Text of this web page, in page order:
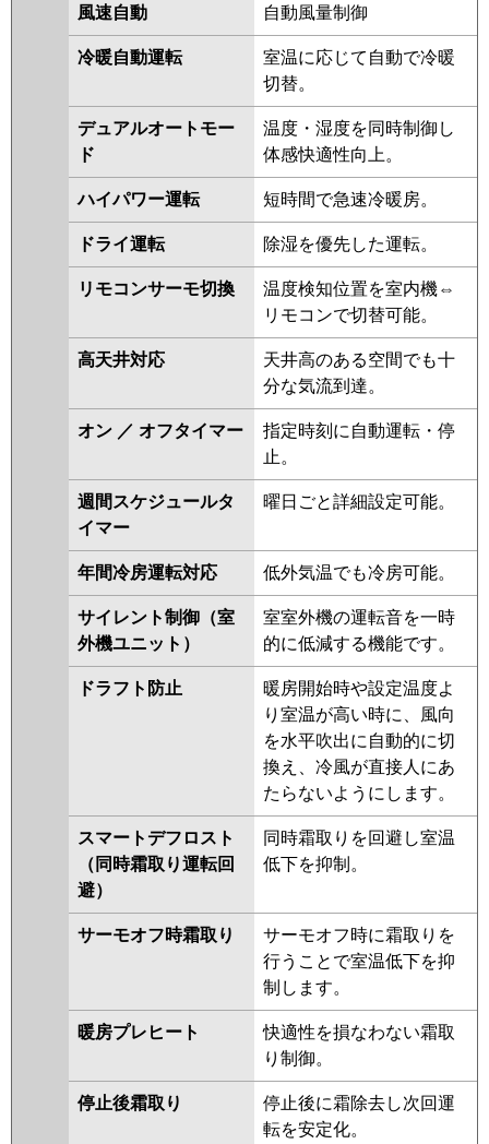
RPC-GP45RSH9 RPC-GP45RSH8
RPC-GP45RSH7
RPC-GP45RSH6
RPC-GP45RSH5
RPC-GP45RSH3 RPC-GP45RSH2
FDEV455H5SA
FDEV455H5S
パナソニック PA-P45T7HNBX PA-P45T7HNB
PA-P45T7HB PA-P45T7H PA-
P45T7HN PA-P45T6CB PA-
P45T6CNB PA-P45T6HB PA-
P45T6HNB PA-P45T6HA PA-
P45T6HN1
風速自動 自動風量制御
冷暖自動運転
室温に応じて自動で冷暖
切替。
デュアルオートモー
ド
温度・湿度を同時制御し
体感快適性向上。
ハイパワー運転 短時間で急速冷暖房。
ドライ運転 除湿を優先した運転。
リモコンサーモ切換
温度検知位置を室内機⇔
リモコンで切替可能。
高天井対応
天井高のある空間でも十
分な気流到達。
オン ／ オフタイマー
指定時刻に自動運転・停
止。
週間スケジュールタ
イマー
曜日ごと詳細設定可能。
年間冷房運転対応 低外気温でも冷房可能。
サイレント制御（室
外機ユニット）
室室外機の運転音を一時
的に低減する機能です。
ドラフト防止
暖房開始時や設定温度よ
り室温が高い時に、風向
を水平吹出に自動的に切
換え、冷風が直接人にあ
たらないようにします。
スマートデフロスト
（同時霜取り運転回
避）
同時霜取りを回避し室温
低下を抑制。
サーモオフ時霜取り
サーモオフ時に霜取りを
行うことで室温低下を抑
制します。
暖房プレヒート
快適性を損なわない霜取
り制御。
停止後霜取り
停止後に霜除去し次回運
転を安定化。